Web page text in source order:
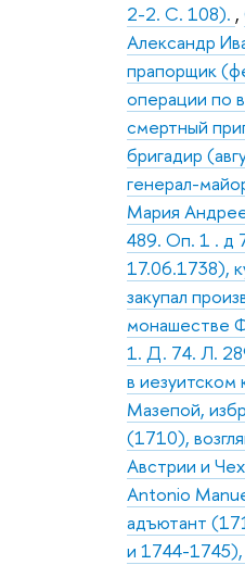
2-2. С. 108). ,
Александр
прапорщик
операции по
смертный
бригадир
генерал-
Мария
489. Оп. 1 . д
17.06.1738),
закупал
монашестве
1. Д. 74. Л.
в иезуитском
Мазепой,
(1710),
Австрии и
Antonio
адъютант
и 1744-1745),